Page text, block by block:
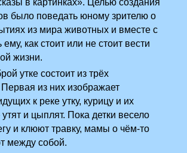
в картинках». Целью создания
было поведать юному зрителю о
из мира животных и вместе с
как стоит или не стоит вести
жизни.
утке состоит из трёх
из них изображает
к реке утку, курицу и их
и цыплят. Пока детки весело
и клюют травку, мамы о чём-то
между собой.